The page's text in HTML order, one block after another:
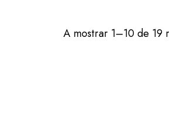
A mostrar 1–10 de 19